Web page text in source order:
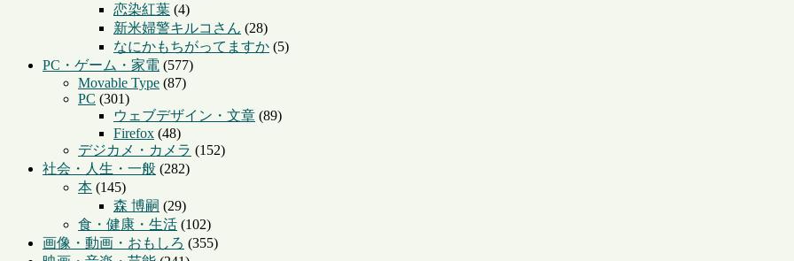
恋染紅葉 (4)
新米婦警キルコさん (28)
なにかもちがってますか (5)
PC・ゲーム・家電 (577)
Movable Type (87)
PC (301)
ウェブデザイン・文章 (89)
Firefox (48)
デジカメ・カメラ (152)
社会・人生・一般 (282)
本 (145)
森 博嗣 (29)
食・健康・生活 (102)
画像・動画・おもしろ (355)